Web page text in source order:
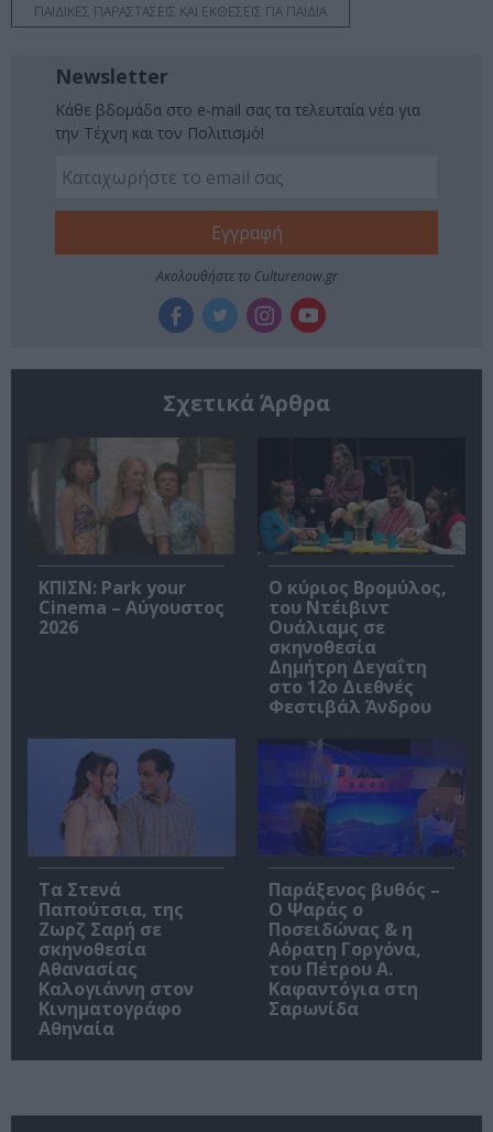
ΠΑΙΔΙΚΕΣ ΠΑΡΑΣΤΑΣΕΙΣ ΚΑΙ ΕΚΘΕΣΕΙΣ ΓΙΑ ΠΑΙΔΙΑ
Newsletter
Κάθε βδομάδα στο e-mail σας τα τελευταία νέα για
την Τέχνη και τον Πολιτισμό!
Ακολουθήστε το Culturenow.gr
Σχετικά Άρθρα
ΚΠΙΣΝ: Park your
Cinema – Αύγουστος
2026
O κύριος Βρομύλος,
του Ντέιβιντ
Ουάλιαμς σε
σκηνοθεσία
Δημήτρη Δεγαΐτη
στο 12ο Διεθνές
Φεστιβάλ Άνδρου
Τα Στενά
Παπούτσια, της
Ζωρζ Σαρή σε
σκηνοθεσία
Αθανασίας
Καλογιάννη στον
Κινηματογράφο
Αθηναία
Παράξενος βυθός –
Ο Ψαράς ο
Ποσειδώνας & η
Αόρατη Γοργόνα,
του Πέτρου Α.
Καφαντόγια στη
Σαρωνίδα